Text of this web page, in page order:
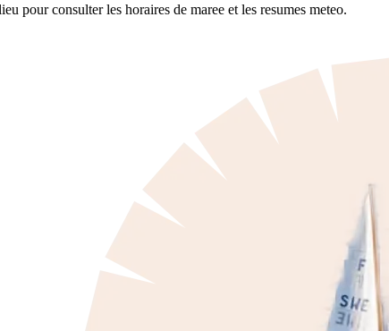
pour consulter les horaires de maree et les resumes meteo.